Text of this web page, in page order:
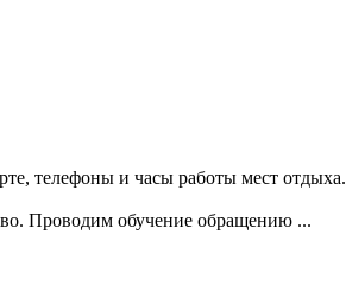
телефоны и часы работы мест отдыха.
Проводим обучение обращению ...